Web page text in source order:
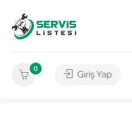
0
Giriş Yap